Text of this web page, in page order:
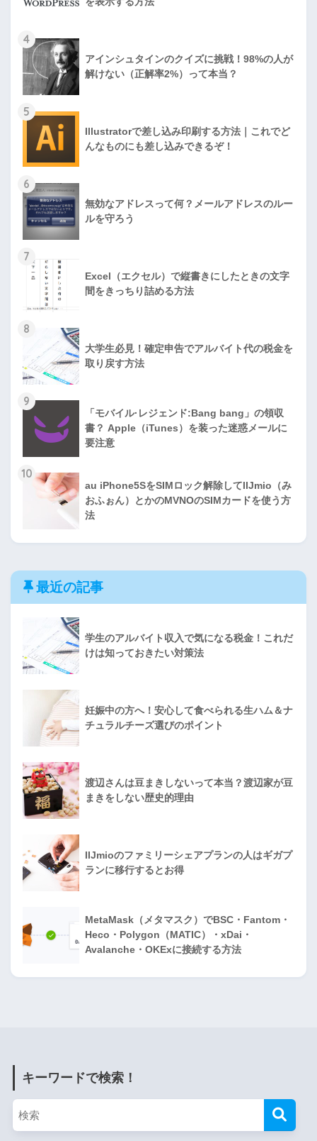
4
アインシュタインのクイズに挑戦！98%の人が
解けない（正解率2%）って本当？
5
Illustratorで差し込み印刷する方法｜これでど
んなものにも差し込みできるぞ！
6
無効なアドレスって何？メールアドレスのルー
ルを守ろう
7
Excel（エクセル）で縦書きにしたときの文字
間をきっちり詰める方法
8
大学生必見！確定申告でアルバイト代の税金を
取り戻す方法
9
「モバイル·レジェンド:Bang bang」の領収
書？ Apple（iTunes）を装った迷惑メールに
要注意
10
au iPhone5SをSIMロック解除してIIJmio（み
おふぉん）とかのMVNOのSIMカードを使う方
法
最近の記事
学生のアルバイト収入で気になる税金！これだ
けは知っておきたい対策法
妊娠中の方へ！安心して食べられる生ハム＆ナ
チュラルチーズ選びのポイント
渡辺さんは豆まきしないって本当？渡辺家が豆
まきをしない歴史的理由
IIJmioのファミリーシェアプランの人はギガプ
ランに移行するとお得
MetaMask（メタマスク）でBSC・Fantom・
Heco・Polygon（MATIC）・xDai・
Avalanche・OKExに接続する方法
キーワードで検索！